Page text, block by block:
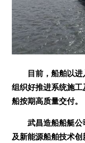
目前，船舶以
组织好推进系统施
船按期高质量交付。
武昌造船船艇
及新能源船舶技术